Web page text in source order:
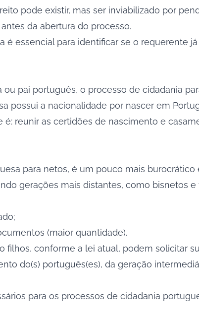
pode existir, mas ser inviabilizado por
da abertura do processo.
é essencial para identificar se o requerente
pai português, o processo de cidadania
possui a nacionalidade por nascer em
é: reunir as certidões de nascimento e
para netos, é um pouco mais
gerações mais distantes, como bisnetos
(maior quantidade).
filhos, conforme a lei atual, podem solicitar
do(s) português(es), da geração
para os processos de cidadania